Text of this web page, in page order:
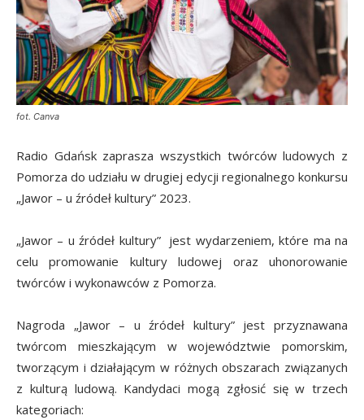
fot. Canva
Radio Gdańsk zaprasza wszystkich twórców ludowych z
Pomorza do udziału w drugiej edycji regionalnego konkursu
„Jawor – u źródeł kultury” 2023.
„Jawor – u źródeł kultury” jest wydarzeniem, które ma na
celu promowanie kultury ludowej oraz uhonorowanie
twórców i wykonawców z Pomorza.
Nagroda „Jawor – u źródeł kultury” jest przyznawana
twórcom mieszkającym w województwie pomorskim,
tworzącym i działającym w różnych obszarach związanych
z kulturą ludową. Kandydaci mogą zgłosić się w trzech
kategoriach: